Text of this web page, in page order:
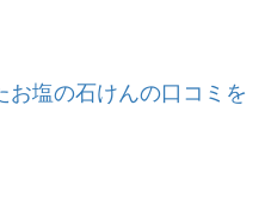
お塩の石けんの口コミを